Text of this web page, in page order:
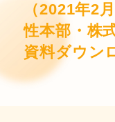
（2021年2
性本部・株
資料ダウン